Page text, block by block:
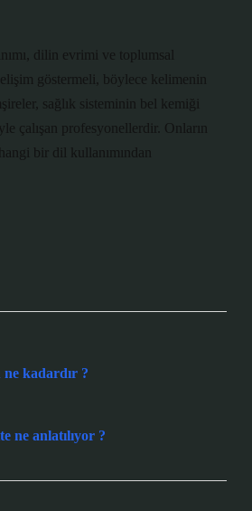
dilin evrimi ve toplumsal
göstermeli, böylece kelimenin
sağlık sisteminin bel kemiği
çalışan profesyonellerdir. Onların
bir dil kullanımından
kadardır ?
ne anlatılıyor ?